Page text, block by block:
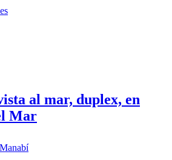
al mar, duplex, en
Mar